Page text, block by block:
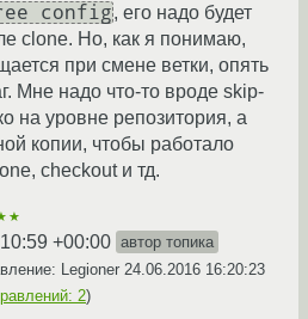
config, его надо будет
clone. Но, как я понимаю,
при смене ветки, опять
Мне надо что-то вроде skip-
на уровне репозитория, а
копии, чтобы работало
checkout и тд.
+00:00 автор топика
Legioner 24.06.2016 16:20:23
2)